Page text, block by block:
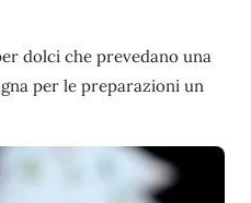
dolci che prevedano una
per le preparazioni un